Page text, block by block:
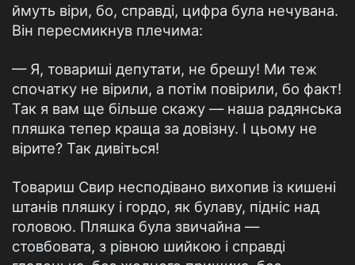
ймуть віри, бо, справді, цифра була нечувана.
Він пересмикнув плечима:
— Я, товариші депутати, не брешу! Ми теж
спочатку не вірили, а потім повірили, бо факт!
Так я вам ще більше скажу — наша радянська
пляшка тепер краща за довізну. І цьому не
вірите? Так дивіться!
Товариш Свир несподівано вихопив із кишені
штанів пляшку і гордо, як булаву, підніс над
головою. Пляшка була звичайна —
стовбовата, з рівною шийкою і справді